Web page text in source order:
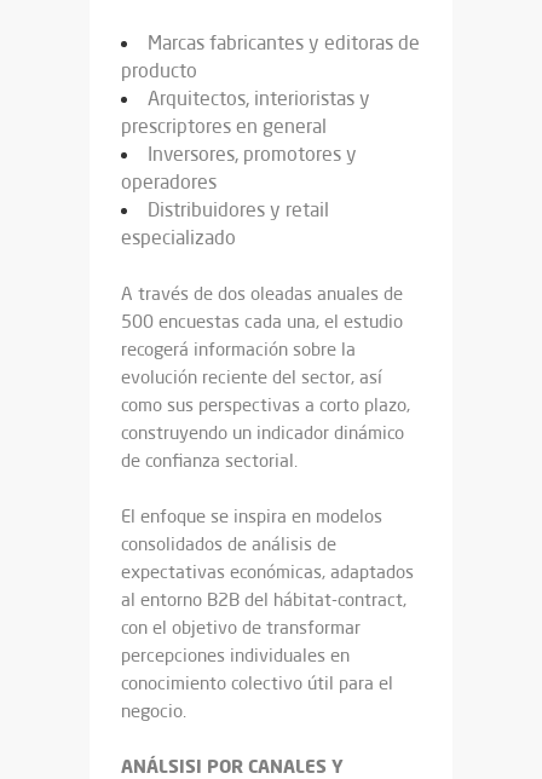
Marcas fabricantes y editoras de
producto
Arquitectos, interioristas y
prescriptores en general
Inversores, promotores y
operadores
Distribuidores y retail
especializado
A través de dos oleadas anuales de
500 encuestas cada una, el estudio
recogerá información sobre la
evolución reciente del sector, así
como sus perspectivas a corto plazo,
construyendo un indicador dinámico
de confianza sectorial.
El enfoque se inspira en modelos
consolidados de análisis de
expectativas económicas, adaptados
al entorno B2B del hábitat-contract,
con el objetivo de transformar
percepciones individuales en
conocimiento colectivo útil para el
negocio.
ANÁLSISI POR CANALES Y